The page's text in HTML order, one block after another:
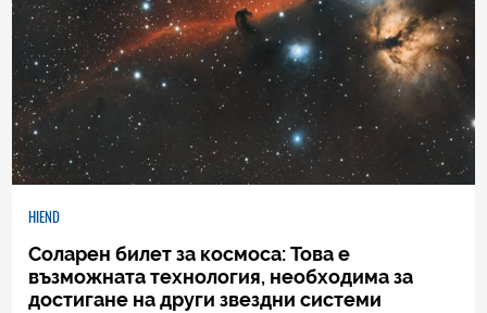
HIEND
Соларен билет за космоса: Това е
възможната технология, необходима за
достигане на други звездни системи